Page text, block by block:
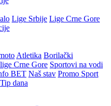
Lige Srbije Lige Crne Gore
Atletika Borilački
Crne Gore Sportovi na vodi
BET Naš stav Promo Sport
Tip dana